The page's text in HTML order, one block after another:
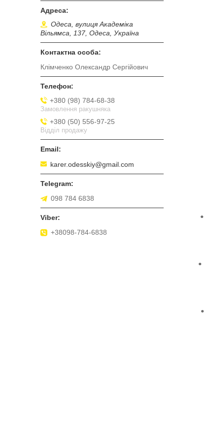
•
•
•
Одеса, вулиця Академіка
Вільямса, 137, Одеса, Україна
Клімченко Олександр Сергійович
+380 (98) 784-68-38
Замовлення ракушняка
+380 (50) 556-97-25
Відділ продажу
karer.odesskiy@gmail.com
098 784 6838
+38098-784-6838